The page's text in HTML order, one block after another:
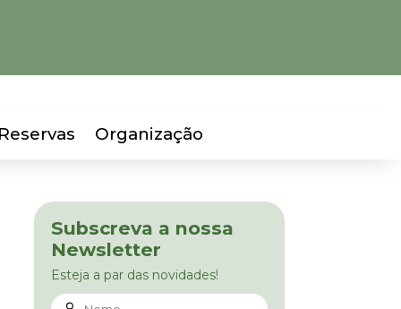
Organização
Subscreva a nossa
Newsletter
Esteja a par das novidades!